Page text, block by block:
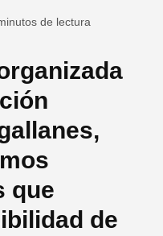
de lectura
que
de